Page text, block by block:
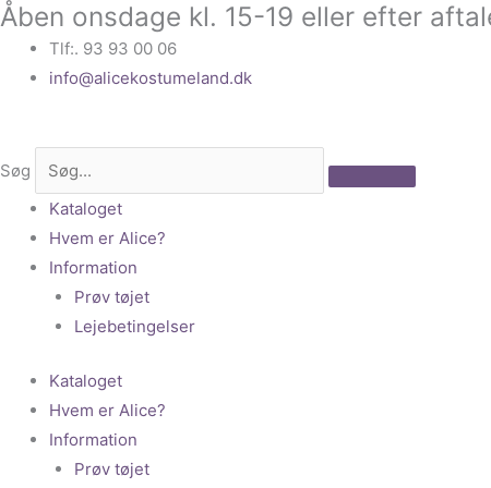
Gå
indholdet
Åben onsdage kl. 15-19 eller efter
Tlf:. 93 93 00 06
info@alicekostumeland.dk
Søg
Kataloget
Hvem er Alice?
Information
Prøv tøjet
Lejebetingelser
Kataloget
Hvem er Alice?
Information
Prøv tøjet